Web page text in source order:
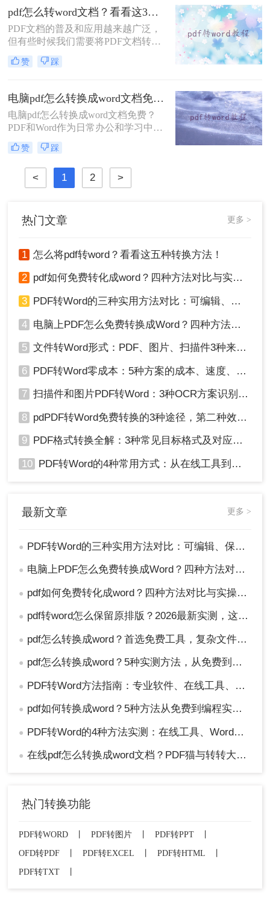
选择PDF格式的内容需要更好的时
候，就会比较麻烦，选择PDF格式的
时候，PDF格式也不是万能的，比如
编辑内容的时候，就会比较麻烦，需
要转换成Word的格式，但是怎么将
pdf转换成word免费需要用PDF转换工
pdf怎么转word文档？看看这3种方法！
PDF文档的普及和应用越来越广泛，
但有些时候我们需要将PDF文档转换
成Word文档。这样可以更方便地编
辑、修改和分享文档内容。那么pdf怎
单易行的方法，帮助您将PDF文档快
速转换为可编辑的Word文档。
赞 踩
电脑pdf怎么转换成word文档免费？你需要知道这三个方法！
电脑pdf怎么转换成word文档免费？
PDF和Word作为日常办公和学习中最
常用的格式，我们通常用Word文档来
编辑，然后用PDF文件用来传输和打
印；但很多时候因为PDF文件无法直
接修改编辑，所以我们会选择将PDF
转Word再来进行修改；那今天我们就
赞 踩
< 1 2 >
热门文章 更多 >
1 怎么将pdf转word？看看这五种转换方法！
2 pdf如何免费转化成word？四种方法对比与实操指南（附详细表格）
3 PDF转Word的三种实用方法对比：可编辑、保格式、避风险！
4 电脑上PDF怎么免费转换成Word？四种方法对比与实操指南（附详细表格）!
5 文件转Word形式：PDF、图片、扫描件3种来源分别怎么处理！
6 PDF转Word零成本：5种方案的成本、速度、精度对比！
7 扫描件和图片PDF转Word：3种OCR方案识别率实测！
8 pdPDF转Word免费转换的3种途径，第二种效率最高！
9 PDF格式转换全解：3种常见目标格式及对应操作方法！
10 PDF转Word的4种常用方式：从在线工具到桌面软件全梳理！
最新文章 更多 >
● PDF转Word的三种实用方法对比：可编辑、保格式、避风险！
● 电脑上PDF怎么免费转换成Word？四种方法对比与实操指南（附详细表格）!
● pdf如何免费转化成word？四种方法对比与实操指南（附详细表格）
● pdf转word怎么保留原排版？2026最新实测，这5种方法从免费到专业全搞定！
● pdf怎么转换成word？首选免费工具，复杂文件再上专业软件！
● pdf怎么转换成word？5种实测方法，从免费到专业全攻略！
● PDF转Word方法指南：专业软件、在线工具、Word内置与改后缀名4种方案对比！
● pdf如何转换成word？5种方法从免费到编程实测对比！
● PDF转Word的4种方法实测：在线工具、Word、Adobe与开源软件对比！！
● 在线pdf怎么转换成word文档？PDF猫与转转大师2种在线工具使用指南与功能对比！
热门转换功能
PDF转WORD PDF转图片 PDF转PPT
OFD转PDF
PDF转EXCEL PDF转HTML
PDF转TXT